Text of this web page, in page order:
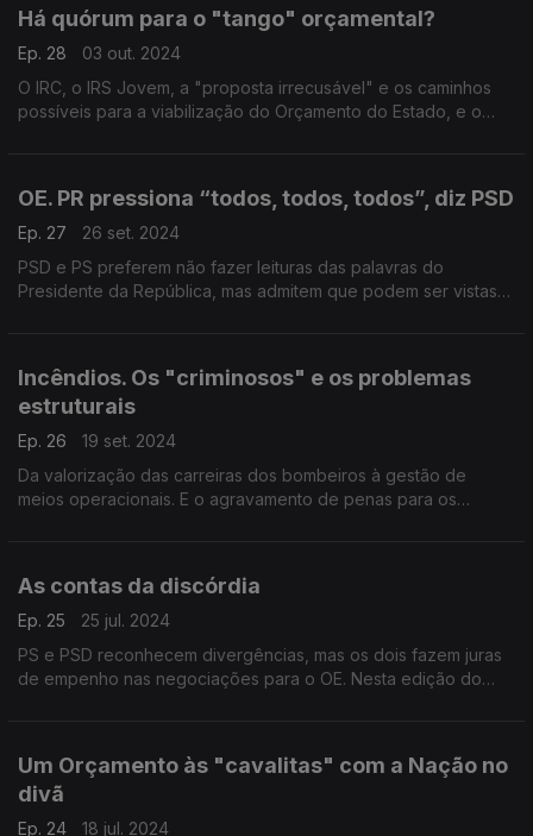
Há quórum para o "tango" orçamental?
Ep. 28
03 out. 2024
O IRC, o IRS Jovem, a "proposta irrecusável" e os caminhos
possíveis para a viabilização do Orçamento do Estado, e o
OE. PR pressiona “todos, todos, todos”, diz PSD
Ep. 27
26 set. 2024
PSD e PS preferem não fazer leituras das palavras do
Presidente da República, mas admitem que podem ser vistas
Incêndios. Os "criminosos" e os problemas
estruturais
Ep. 26
19 set. 2024
Da valorização das carreiras dos bombeiros à gestão de
meios operacionais. E o agravamento de penas para os
As contas da discórdia
Ep. 25
25 jul. 2024
PS e PSD reconhecem divergências, mas os dois fazem juras
de empenho nas negociações para o OE. Nesta edição do
Um Orçamento às "cavalitas" com a Nação no
divã
Ep. 24
18 jul. 2024